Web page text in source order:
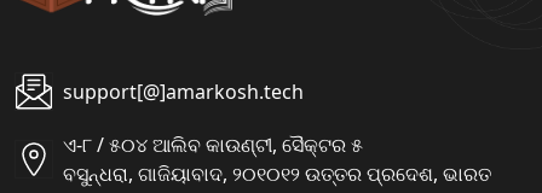
support[@]amarkosh.tech
ଏ-୮ / ୫୦୪ ଆଲିବ କାଉଣ୍ଟୀ, ସୈକ୍ଟର ୫
ବସୁନ୍ଧରା, ଗାଜିୟାବାଦ, ୨୦୧୦୧୨ ଉତ୍ତର ପ୍ରଦେଶ, ଭାରତ